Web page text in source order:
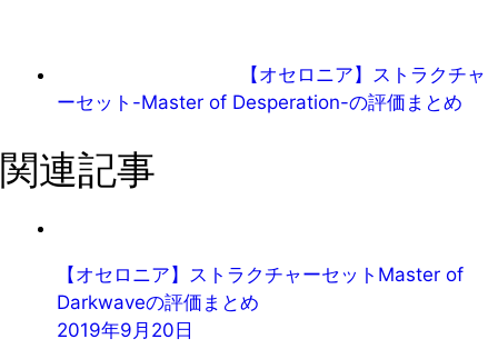
【オセロニア】ストラクチャ
ーセット-Master of Desperation-の評価まとめ
関連記事
【オセロニア】ストラクチャーセットMaster of
Darkwaveの評価まとめ
2019年9月20日